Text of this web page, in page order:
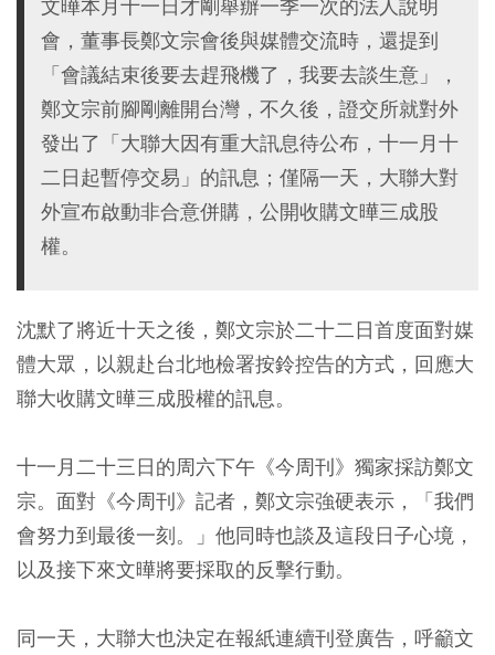
文曄本月十一日才剛舉辦一季一次的法人說明
會，董事長鄭文宗會後與媒體交流時，還提到
「會議結束後要去趕飛機了，我要去談生意」，
鄭文宗前腳剛離開台灣，不久後，證交所就對外
發出了「大聯大因有重大訊息待公布，十一月十
二日起暫停交易」的訊息；僅隔一天，大聯大對
外宣布啟動非合意併購，公開收購文曄三成股
權。
沈默了將近十天之後，鄭文宗於二十二日首度面對媒
體大眾，以親赴台北地檢署按鈴控告的方式，回應大
聯大收購文曄三成股權的訊息。
十一月二十三日的周六下午《今周刊》獨家採訪鄭文
宗。面對《今周刊》記者，鄭文宗強硬表示，「我們
會努力到最後一刻。」他同時也談及這段日子心境，
以及接下來文曄將要採取的反擊行動。
同一天，大聯大也決定在報紙連續刊登廣告，呼籲文